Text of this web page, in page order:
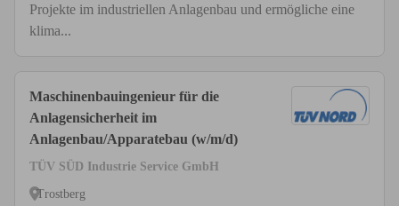
Projekte im industriellen Anlagenbau und ermögliche eine
klima...
Maschinenbauingenieur für die
Anlagensicherheit im
Anlagenbau/Apparatebau (w/m/d)
TÜV SÜD Industrie Service GmbH
Trostberg